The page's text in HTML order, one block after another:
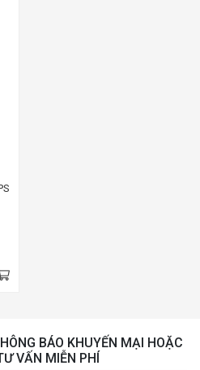
BÁO KHUYẾN MẠI HOẶC
VẤN MIỄN PHÍ